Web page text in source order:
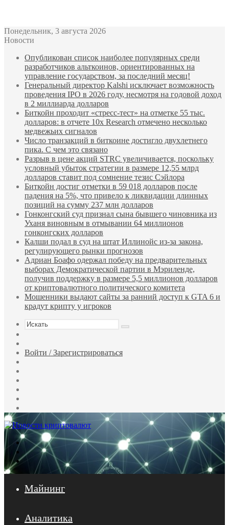
Понедельник, 3 августа 2026
Новости
Опубликован список наиболее популярных среди
разработчиков альткоинов, ориентированных на
управление государством, за последний месяц!
Генеральный директор Kalshi исключает возможность
проведения IPO в 2026 году, несмотря на годовой доход
в 2 миллиарда долларов
Биткойн проходит «стресс-тест» на отметке 55 тыс.
долларов: в отчете 10x Research отмечено несколько
медвежьих сигналов
Число транзакций в биткоине достигло двухлетнего
пика. С чем это связано
Разрыв в цене акций STRC увеличивается, поскольку
условный убыток стратегии в размере 12,55 млрд
долларов ставит под сомнение тезис Сэйлора
Биткойн достиг отметки в 59 018 долларов после
падения на 5%, что привело к ликвидации длинных
позиций на сумму 237 млн долларов
Гонконгский суд признал сына бывшего чиновника из
Уханя виновным в отмывании 64 миллионов
гонконгских долларов
Калши подал в суд на штат Иллинойс из-за закона,
регулирующего рынки прогнозов
Адриан Боафо одержал победу на предварительных
выборах Демократической партии в Мэриленде,
получив поддержку в размере 5,5 миллионов долларов
от криптовалютного политического комитета
Мошенники выдают сайты за ранний доступ к GTA 6 и
крадут крипту у игроков
Искать
статья
Войти / Зарегистрироваться
Меню
Искать
Войти
Майнинг
Аналитика